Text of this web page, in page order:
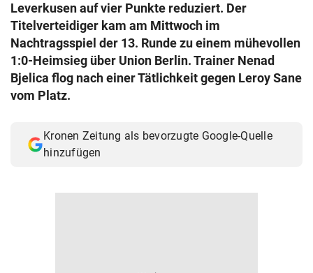
© Krone Multimedia GmbH & Co KG 2026
Muthgasse 2, 1190 Wien
Leverkusen auf vier Punkte reduziert. Der
Titelverteidiger kam am Mittwoch im
Nachtragsspiel der 13. Runde zu einem mühevollen
1:0-Heimsieg über Union Berlin. Trainer Nenad
Bjelica flog nach einer Tätlichkeit gegen Leroy Sane
vom Platz.
Kronen Zeitung als bevorzugte Google-Quelle
hinzufügen